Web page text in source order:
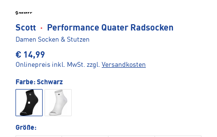
Scott · Performance Quater Radsocken
Damen Socken & Stutzen
€ 14,99
Onlinepreis inkl. MwSt. zzgl. Versandkosten
Farbe: Schwarz
Größe: